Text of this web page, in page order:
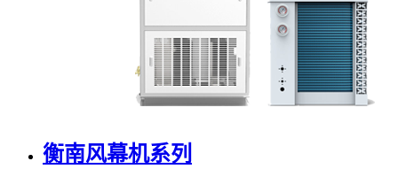
衡南风幕机系列